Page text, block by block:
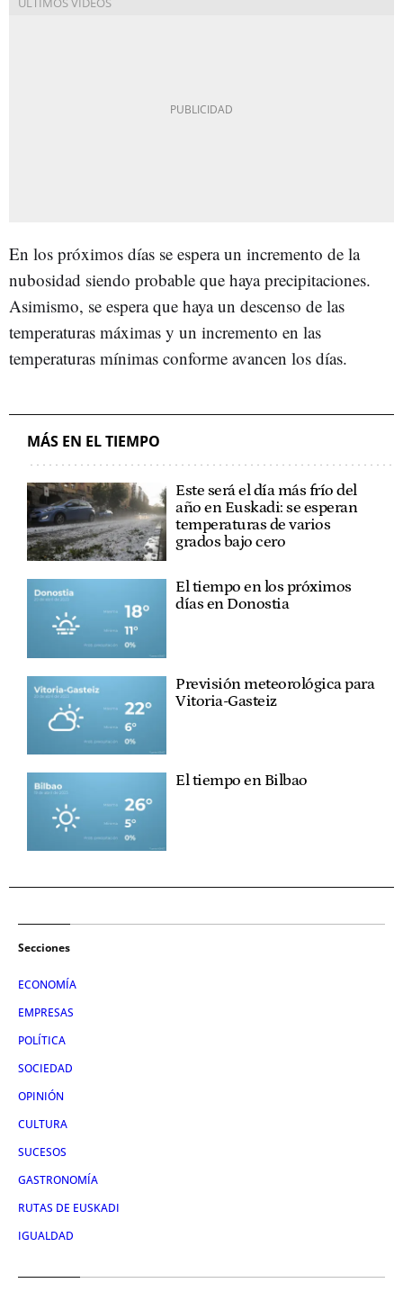
En los próximos días se espera un incremento de la
nubosidad siendo probable que haya precipitaciones.
Asimismo, se espera que haya un descenso de las
temperaturas máximas y un incremento en las
temperaturas mínimas conforme avancen los días.
MÁS EN EL TIEMPO
Este será el día más frío del
año en Euskadi: se esperan
temperaturas de varios
grados bajo cero
El tiempo en los próximos
días en Donostia
Previsión meteorológica para
Vitoria-Gasteiz
El tiempo en Bilbao
Secciones
ECONOMÍA
EMPRESAS
POLÍTICA
SOCIEDAD
OPINIÓN
CULTURA
SUCESOS
GASTRONOMÍA
RUTAS DE EUSKADI
IGUALDAD